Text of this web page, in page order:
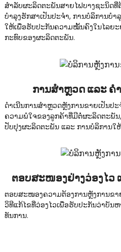
ສຳລັບຜະລິດຕະພັນສາຍໄຟບາງຊະນິດທີ່
ບຳລຸງຮັກສາເປັນປະຈຳ, ການບໍລິການບ
ໃຫ້ເພື່ອຮັບປະກັນຄວາມໝັ້ນຄົງໃນໄລຍ
ກະທົບຂອງຜະລິດຕະພັນ.
ການສຳຫຼວດ ແລະ ຄ
ດຳເນີນການສຳຫຼວດຫຼັງການຂາຍເປັນປ
ຄວາມພໍໃຈຂອງລູກຄ້າທີ່ມີຕໍ່ຜະລິດຕະພັ
ປັບປຸງຜະລິດຕະພັນ ແລະ ການບໍລິການໃ
ຕອບສະໜອງຢ່າງວ່ອງໄວ
ຕອບສະໜອງຄວາມຕ້ອງການຫຼັງການຂ
ວິທີແກ້ໄຂທີ່ວ່ອງໄວເພື່ອຮັບປະກັນວ່າບັນ
ທັນການ.